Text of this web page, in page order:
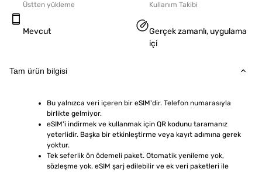
Üstten yükleme
Mevcut
Kullanım Takibi
Gerçek zamanlı, uygulama
içi
Tam ürün bilgisi
Bu yalnızca veri içeren bir eSIM'dir. Telefon numarasıyla
birlikte gelmiyor.
eSIM'i indirmek ve kullanmak için QR kodunu taramanız
yeterlidir. Başka bir etkinleştirme veya kayıt adımına gerek
yoktur.
Tek seferlik ön ödemeli paket. Otomatik yenileme yok,
sözleşme yok. eSIM şarj edilebilir ve ek veri paketleri ile